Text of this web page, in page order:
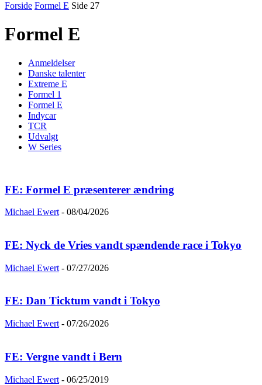
Forside Formel E Side 27
Formel E
Anmeldelser
Danske talenter
Extreme E
Formel 1
Formel E
Indycar
TCR
Udvalgt
W Series
FE: Formel E præsenterer ændring
Michael Ewert - 08/04/2026
FE: Nyck de Vries vandt spændende race i Tokyo
Michael Ewert - 07/27/2026
FE: Dan Ticktum vandt i Tokyo
Michael Ewert - 07/26/2026
FE: Vergne vandt i Bern
Michael Ewert - 06/25/2019